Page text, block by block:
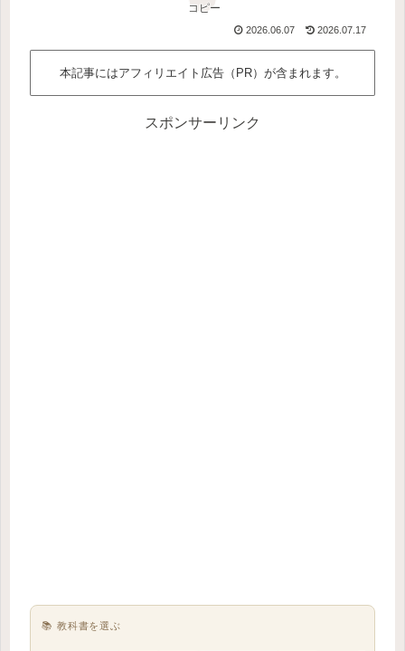
コピー
2026.06.07 2026.07.17
本記事にはアフィリエイト広告（PR）が含まれます。
スポンサーリンク
📚 教科書を選ぶ